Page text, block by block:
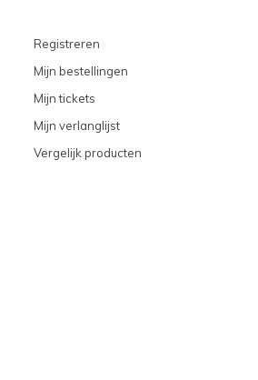
Registreren
Mijn bestellingen
Mijn tickets
Mijn verlanglijst
Vergelijk producten